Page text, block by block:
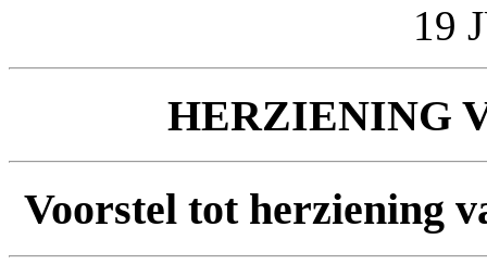
19
HERZIENING
Voorstel tot herziening